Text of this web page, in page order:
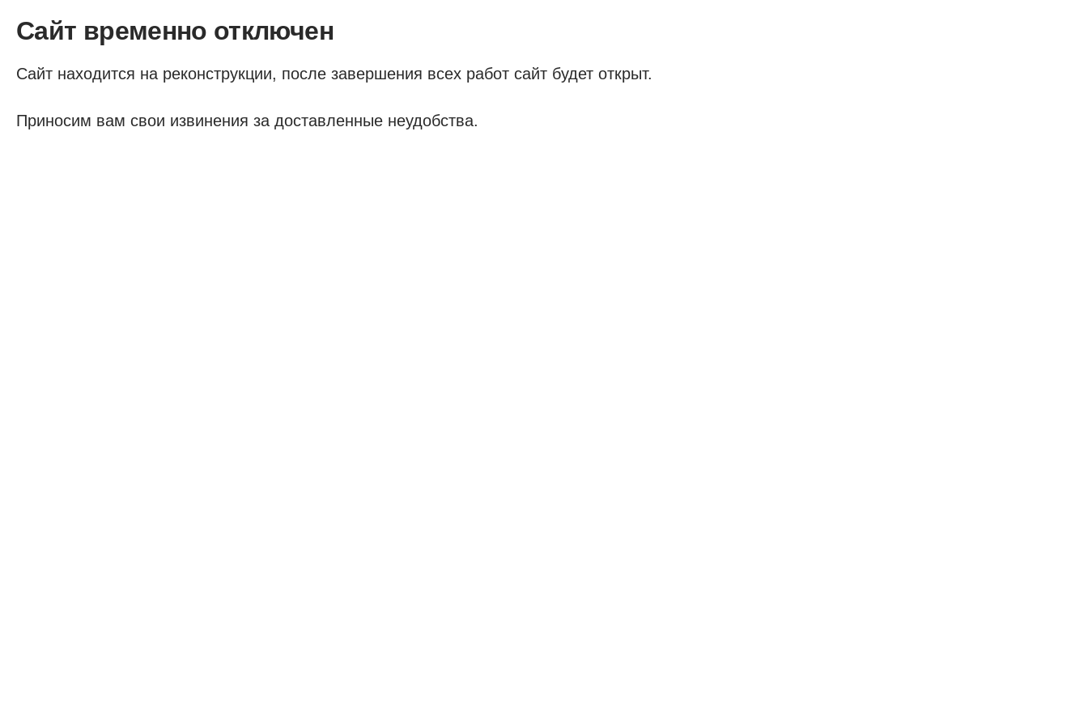
Сайт временно отключен
Сайт находится на реконструкции, после завершения всех работ сайт будет открыт.
Приносим вам свои извинения за доставленные неудобства.